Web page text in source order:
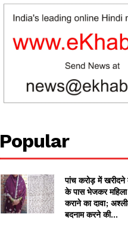
Popular
पांच करोड़ में खरीदने
के पास भेजकर
कराने का दावा;
बदनाम करने की...